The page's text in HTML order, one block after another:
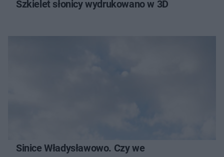
Szkielet słonicy wydrukowano w 3D
Sinice Władysławowo. Czy we